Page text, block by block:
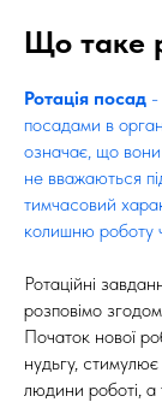
Що таке
Ротація посад -
посадами в
означає, що вони
не вважаються
тимчасовий
колишню роботу
Ротаційні
розповімо
Початок нової
нудьгу, стимулює
людини роботі, а